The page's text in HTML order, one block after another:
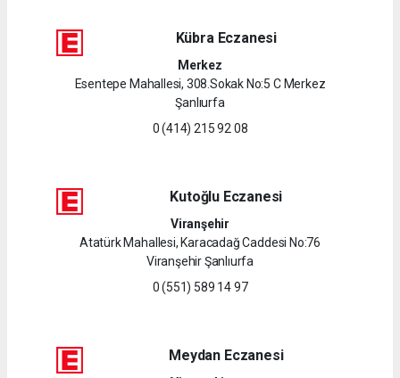
Kübra Eczanesi
Merkez
Esentepe Mahallesi, 308.Sokak No:5 C Merkez
Şanlıurfa
0 (414) 215 92 08
Kutoğlu Eczanesi
Viranşehir
Atatürk Mahallesi, Karacadağ Caddesi No:76
Viranşehir Şanlıurfa
0 (551) 589 14 97
Meydan Eczanesi